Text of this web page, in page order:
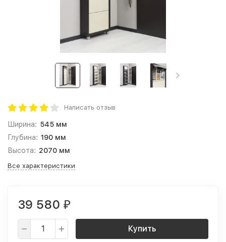
Написать отзыв
Ширина: 545 мм
Глубина: 190 мм
Высота: 2070 мм
Все характеристики
39 580 ₽
Купить